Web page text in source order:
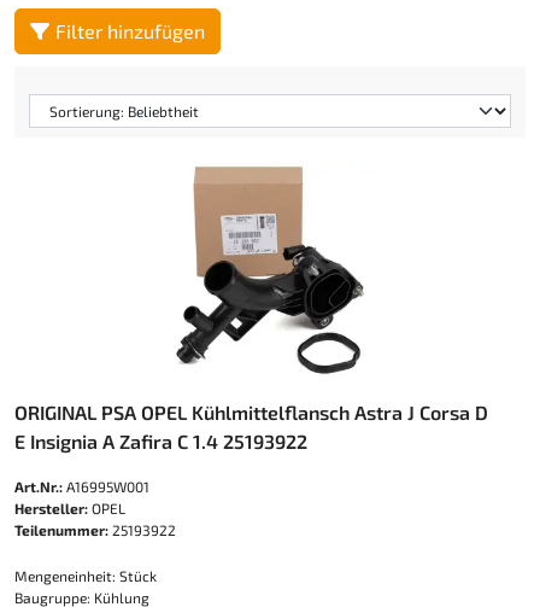
Filter hinzufügen
ORIGINAL PSA OPEL Kühlmittelflansch Astra J Corsa D
E Insignia A Zafira C 1.4 25193922
Art.Nr.: A16995W001
Hersteller: OPEL
Teilenummer: 25193922
Mengeneinheit: Stück
Baugruppe: Kühlung